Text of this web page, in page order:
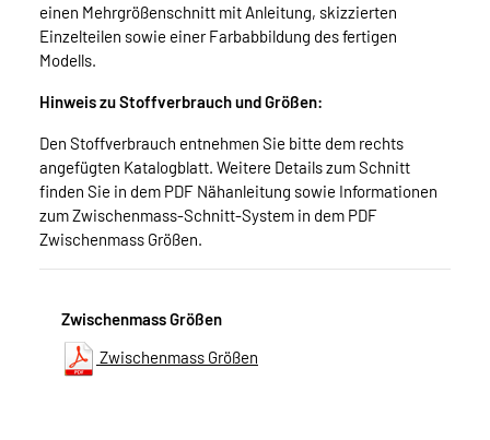
einen Mehrgrößenschnitt mit Anleitung, skizzierten
Einzelteilen sowie einer Farbabbildung des fertigen
Modells.
Hinweis zu Stoffverbrauch und Größen:
Den Stoffverbrauch entnehmen Sie bitte dem rechts
angefügten Katalogblatt. Weitere Details zum Schnitt
finden Sie in dem PDF Nähanleitung sowie Informationen
zum Zwischenmass-Schnitt-System in dem PDF
Zwischenmass Größen.
Zwischenmass Größen
Zwischenmass Größen